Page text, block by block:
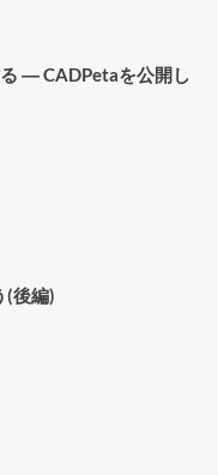
― CADPetaを公開し
(後編)